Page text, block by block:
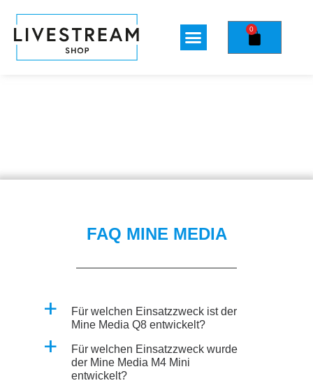
0
FAQ MINE MEDIA
a
Für welchen Einsatzzweck ist der
Mine Media Q8 entwickelt?
a
Für welchen Einsatzzweck wurde
der Mine Media M4 Mini
entwickelt?